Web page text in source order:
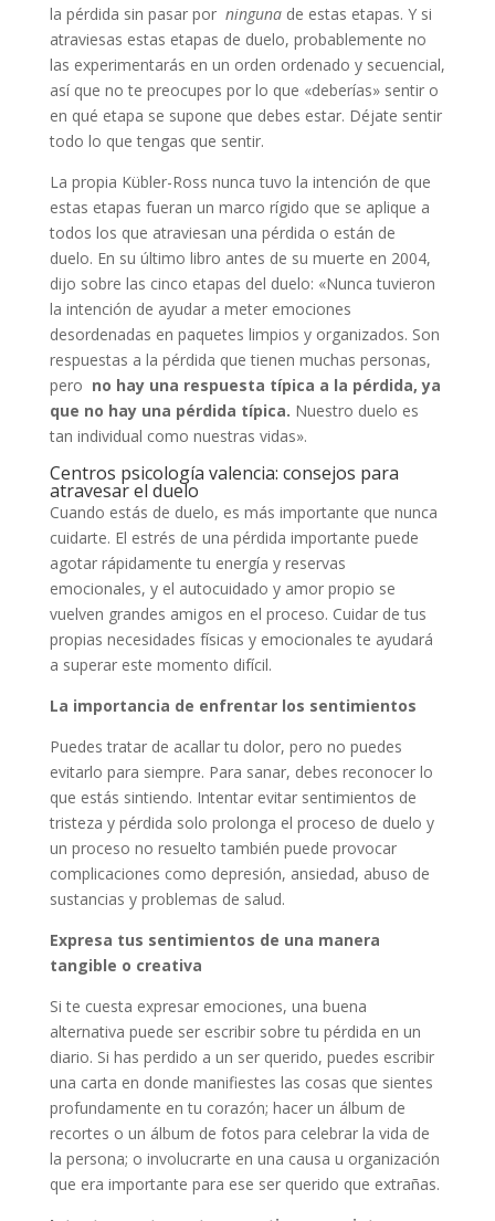
la pérdida sin pasar por ningunade estas etapas. Y si
atraviesas estas etapas de duelo, probablemente no
las experimentarás en un orden ordenado y secuencial,
así que no te preocupes por lo que «deberías» sentir o
en qué etapa se supone que debes estar. Déjate sentir
todo lo que tengas que sentir.
La propia Kübler-Ross nunca tuvo la intención de que
estas etapas fueran un marco rígido que se aplique a
todos los que atraviesan una pérdida o están de
duelo. En su último libro antes de su muerte en 2004,
dijo sobre las cinco etapas del duelo: «Nunca tuvieron
la intención de ayudar a meter emociones
desordenadas en paquetes limpios y organizados. Son
respuestas a la pérdida que tienen muchas personas,
pero no hay una respuesta típica a la pérdida, ya
que no hay una pérdida típica. Nuestro duelo es
tan individual como nuestras vidas».
Centros psicología valencia: consejos para
atravesar el duelo
Cuando estás de duelo, es más importante que nunca
cuidarte. El estrés de una pérdida importante puede
agotar rápidamente tu energía y reservas
emocionales, y el autocuidado y amor propio se
vuelven grandes amigos en el proceso. Cuidar de tus
propias necesidades físicas y emocionales te ayudará
a superar este momento difícil.
La importancia de enfrentar los sentimientos
Puedes tratar de acallar tu dolor, pero no puedes
evitarlo para siempre. Para sanar, debes reconocer lo
que estás sintiendo. Intentar evitar sentimientos de
tristeza y pérdida solo prolonga el proceso de duelo y
un proceso no resuelto también puede provocar
complicaciones como depresión, ansiedad, abuso de
sustancias y problemas de salud.
Expresa tus sentimientos de una manera
tangible o creativa
Si te cuesta expresar emociones, una buena
alternativa puede ser escribir sobre tu pérdida en un
diario. Si has perdido a un ser querido, puedes escribir
una carta en donde manifiestes las cosas que sientes
profundamente en tu corazón; hacer un álbum de
recortes o un álbum de fotos para celebrar la vida de
la persona; o involucrarte en una causa u organización
que era importante para ese ser querido que extrañas.